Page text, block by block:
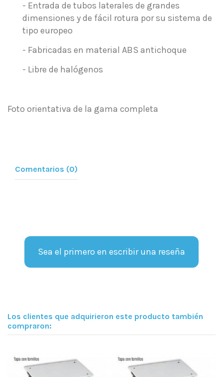
- Entrada de tubos laterales de grandes
dimensiones y de fácil rotura por su sistema de
tipo europeo
- Fabricadas en material ABS antichoque
- Libre de halógenos
Foto orientativa de la gama completa
Comentarios (0)
Sea el primero en escribir una reseña
Los clientes que adquirieron este producto también
compraron: